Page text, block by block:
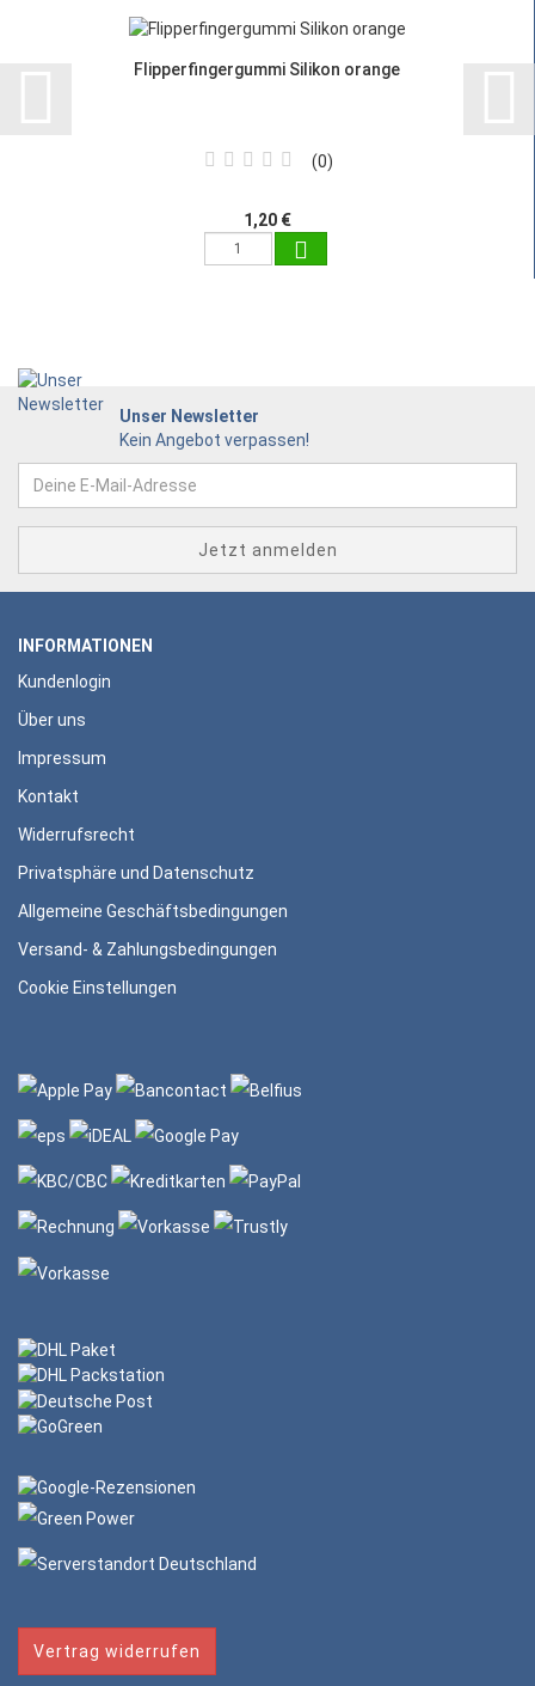
Flipperfingergummi Silikon orange
0
1,20 €
Unser Newsletter
Kein Angebot verpassen!
INFORMATIONEN
Kundenlogin
Über uns
Impressum
Kontakt
Widerrufsrecht
Privatsphäre und Datenschutz
Allgemeine Geschäftsbedingungen
Versand- & Zahlungsbedingungen
Cookie Einstellungen
Vertrag widerrufen